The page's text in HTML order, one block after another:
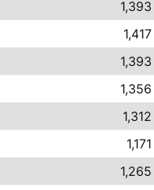
1,393
1,417
1,393
1,356
1,312
1,171
1,265